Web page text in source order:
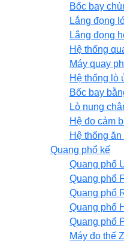
Bốc bay
Lắng đọng
Lắng đọng
Hệ thống
Máy quay
Hệ thống lò
Bốc bay
Lò nung
Hệ đo cảm
Hệ thống
Quang phổ kế
Quang phổ
Quang phổ
Quang phổ
Quang phổ
Quang phổ
Máy đo thế